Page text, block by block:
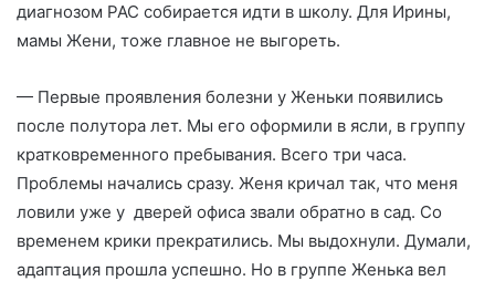
диагнозом РАС собирается идти в школу. Для Ирины,
мамы Жени, тоже главное не выгореть.
— Первые проявления болезни у Женьки появились
после полутора лет. Мы его оформили в ясли, в группу
кратковременного пребывания. Всего три часа.
Проблемы начались сразу. Женя кричал так, что меня
ловили уже у дверей офиса звали обратно в сад. Со
временем крики прекратились. Мы выдохнули. Думали,
адаптация прошла успешно. Но в группе Женька вел